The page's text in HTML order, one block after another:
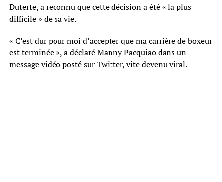
Duterte, a reconnu que cette décision a été « la plus
difficile » de sa vie.
« C’est dur pour moi d’accepter que ma carrière de boxeur
est terminée », a déclaré Manny Pacquiao dans un
message vidéo posté sur Twitter, vite devenu viral.